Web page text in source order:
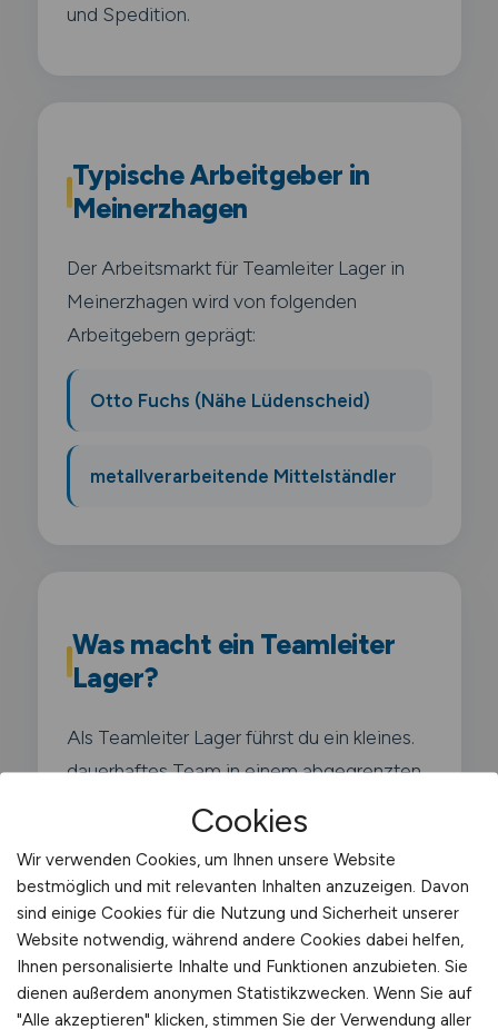
und Spedition.
Typische Arbeitgeber in
Meinerzhagen
Der Arbeitsmarkt für Teamleiter Lager in
Meinerzhagen wird von folgenden
Arbeitgebern geprägt:
Otto Fuchs (Nähe Lüdenscheid)
metallverarbeitende Mittelständler
Was macht ein Teamleiter
Lager?
Als Teamleiter Lager führst du ein kleines.
dauerhaftes Team in einem abgegrenzten
Lagerbereich wie Wareneingang.
Kommissionierung oder Versand. Du bist
disziplinarisch und fachlich für dein Team
verantwortlich und optimierst die Prozesse
deines Bereichs.
Typische Aufgaben in
Cookies
Wir verwenden Cookies, um Ihnen unsere Website
bestmöglich und mit relevanten Inhalten anzuzeigen. Davon
sind einige Cookies für die Nutzung und Sicherheit unserer
Website notwendig, während andere Cookies dabei helfen,
Ihnen personalisierte Inhalte und Funktionen anzubieten. Sie
dienen außerdem anonymen Statistikzwecken. Wenn Sie auf
"Alle akzeptieren" klicken, stimmen Sie der Verwendung aller